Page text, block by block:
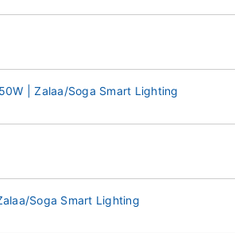
| Zalaa/Soga Smart Lighting
Soga Smart Lighting